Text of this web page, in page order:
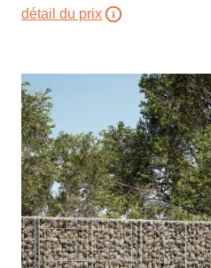
détail du prix